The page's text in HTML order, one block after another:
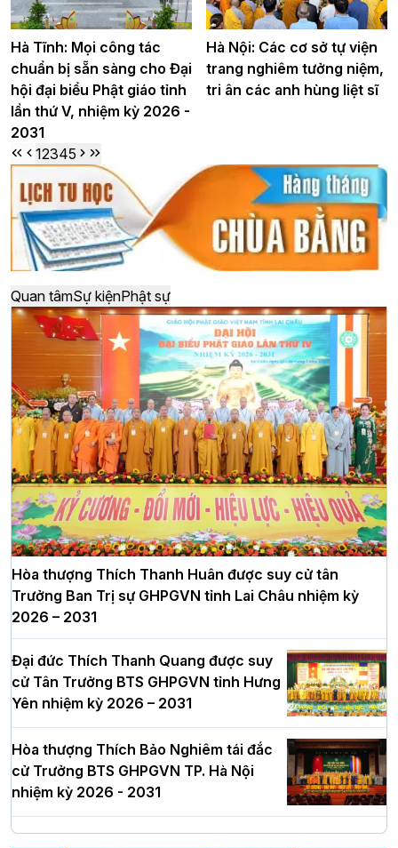
Hà Tĩnh: Mọi công tác
chuẩn bị sẵn sàng cho Đại
hội đại biểu Phật giáo tỉnh
lần thứ V, nhiệm kỳ 2026 -
2031
Hà Nội: Các cơ sở tự viện
trang nghiêm tưởng niệm,
tri ân các anh hùng liệt sĩ
12345
Quan tâmSự kiệnPhật sự
Hòa thượng Thích Thanh Huân được suy cử tân
Trưởng Ban Trị sự GHPGVN tỉnh Lai Châu nhiệm kỳ
2026 – 2031
Đại đức Thích Thanh Quang được suy
cử Tân Trưởng BTS GHPGVN tỉnh Hưng
Yên nhiệm kỳ 2026 – 2031
Hòa thượng Thích Bảo Nghiêm tái đắc
cử Trưởng BTS GHPGVN TP. Hà Nội
nhiệm kỳ 2026 - 2031
Hà Nội: Long trọng lễ khởi công xây